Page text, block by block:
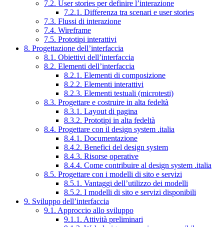
7.2. User stories per definire l’interazione
7.2.1. Differenza tra scenari e user stories
7.3. Flussi di interazione
7.4. Wireframe
7.5. Prototipi interattivi
8. Progettazione dell’interfaccia
8.1. Obiettivi dell’interfaccia
8.2. Elementi dell’interfaccia
8.2.1. Elementi di composizione
8.2.2. Elementi interattivi
8.2.3. Elementi testuali (microtesti)
8.3. Progettare e costruire in alta fedeltà
8.3.1. Layout di pagina
8.3.2. Prototipi in alta fedeltà
8.4. Progettare con il design system .italia
8.4.1. Documentazione
8.4.2. Benefici del design system
8.4.3. Risorse operative
8.4.4. Come contribuire al design system .italia
8.5. Progettare con i modelli di sito e servizi
8.5.1. Vantaggi dell’utilizzo dei modelli
8.5.2. I modelli di sito e servizi disponibili
9. Sviluppo dell’interfaccia
9.1. Approccio allo sviluppo
9.1.1. Attività preliminari